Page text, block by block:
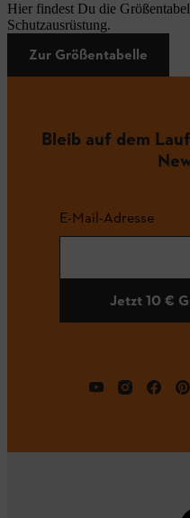
Hier findest Du die
Schutzausrüstung.
Zur Größentabelle
Bleib auf dem
E-Mail-Adresse
Jetzt 10 €